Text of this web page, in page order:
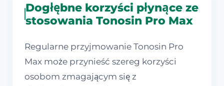
Dogłębne korzyści płynące ze
stosowania Tonosin Pro Max
Regularne przyjmowanie Tonosin Pro
Max może przynieść szereg korzyści
osobom zmagającym się z